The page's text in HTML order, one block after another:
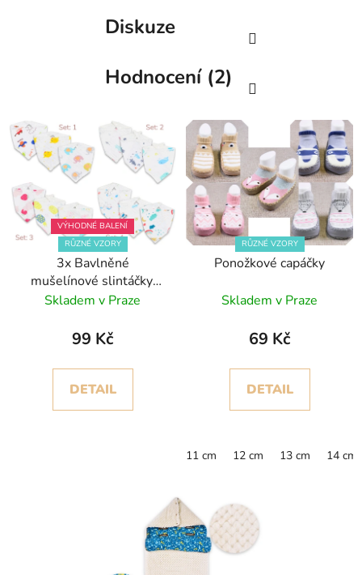
Diskuze
Hodnocení (2)
VÝHODNÉ BALENÍ
RŮZNÉ VZORY
3x Bavlněné
mušelínové slintáčky,
dvouvrstvé
Skladem v Praze
99 Kč
DETAIL
RŮZNÉ VZORY
Ponožkové capáčky
Skladem v Praze
69 Kč
DETAIL
11 cm 12 cm 13 cm 14 cm